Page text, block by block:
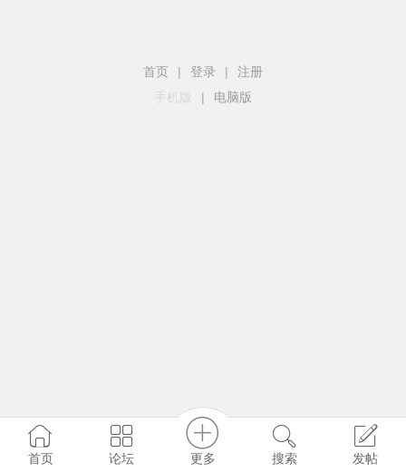
首页 | 登录 |
注册
手机版
| 电脑版
首页 论坛 更多 搜索 发帖